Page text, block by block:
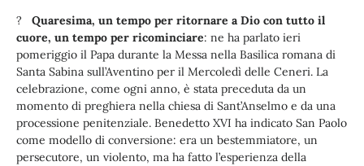
? Quaresima, un tempo per ritornare a Dio con tutto il
cuore, un tempo per ricominciare: ne ha parlato ieri
pomeriggio il Papa durante la Messa nella Basilica romana di
Santa Sabina sull’Aventino per il Mercoledì delle Ceneri. La
celebrazione, come ogni anno, è stata preceduta da un
momento di preghiera nella chiesa di Sant’Anselmo e da una
processione penitenziale. Benedetto XVI ha indicato San Paolo
come modello di conversione: era un bestemmiatore, un
persecutore, un violento, ma ha fatto l’esperienza della